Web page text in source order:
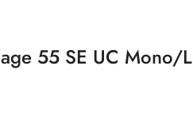
55 SE UC